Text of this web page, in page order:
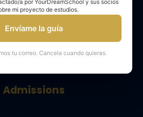
Obtener apoyo
los alumnos de YourDreamSchool
los alumnos de YourDreamSchool
Your Dream School
Admissions
a por YourDreamSchool y sus socios
mi proyecto de estudios.
Envíame la guía
tu correo. Cancela cuando quieras.